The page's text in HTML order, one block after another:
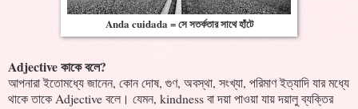
Anda cuidada = সে সতর্কতার সাথে হাঁটে
Adjective কাকে বলে?
আপনারা ইতোমধ্যে জানেন, কোন দোষ, গুণ, অবস্থা, সংখ্যা, পরিমাণ ইত্যাদি যার মধ্যে
থাকে তাকে Adjective বলে। যেমন, kindness বা দয়া পাওয়া যায় দয়ালু ব্যক্তির